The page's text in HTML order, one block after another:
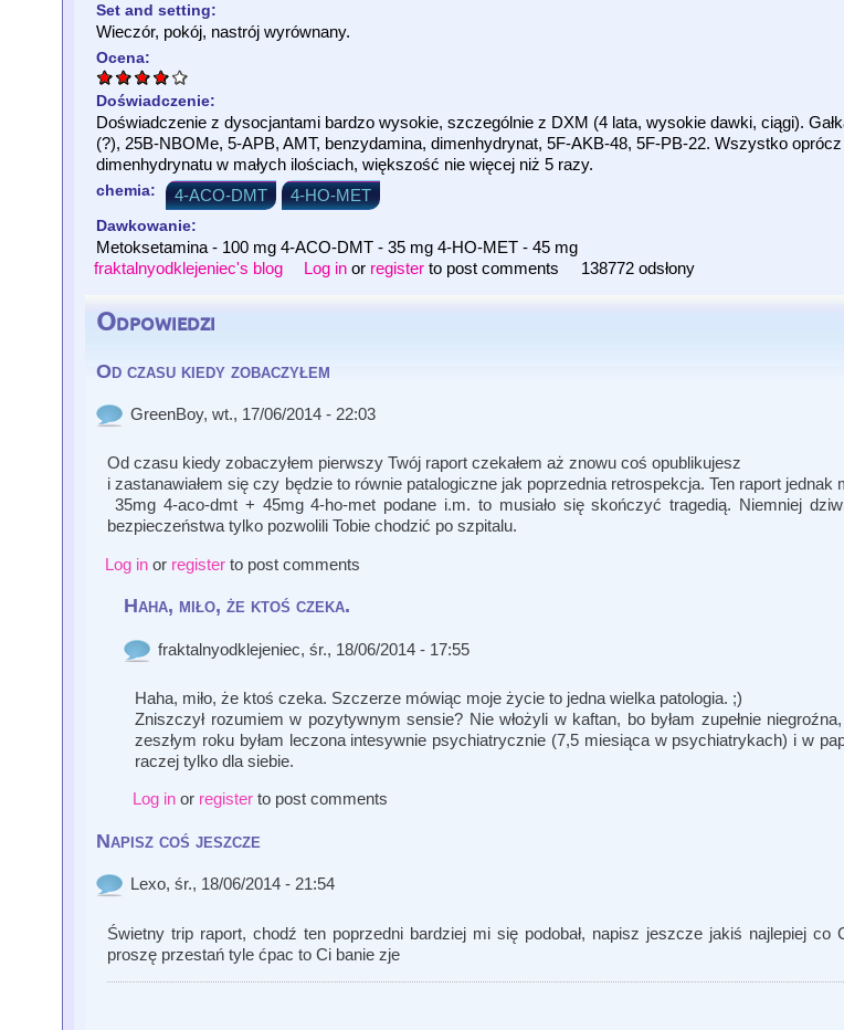
Set and setting:
Wieczór, pokój, nastrój wyrównany.
Ocena:
Doświadczenie:
Doświadczenie z dysocjantami bardzo wysokie, szczególnie z DXM (4 lata, wysokie dawki, ciągi).
(?), 25B-NBOMe, 5-APB, AMT, benzydamina, dimenhydrynat, 5F-AKB-48, 5F-PB-22. Wszystko
dimenhydrynatu w małych ilościach, większość nie więcej niż 5 razy.
chemia: 4-ACO-DMT 4-HO-MET
Dawkowanie:
Metoksetamina - 100 mg 4-ACO-DMT - 35 mg 4-HO-MET - 45 mg
fraktalnyodklejeniec's blog
Log in or register to post comments 138772 odsłony
Odpowiedzi
Od czasu kiedy zobaczyłem
GreenBoy, wt., 17/06/2014 - 22:03
Od czasu kiedy zobaczyłem pierwszy Twój raport czekałem aż znowu coś opublikujesz
i zastanawiałem się czy będzie to równie patalogiczne jak poprzednia retrospekcja. Ten raport
35mg 4-aco-dmt + 45mg 4-ho-met podane i.m. to musiało się skończyć tragedią. Niemniej
bezpieczeństwa tylko pozwolili Tobie chodzić po szpitalu.
Log inor registerto post comments
Haha, miło, że ktoś czeka.
fraktalnyodklejeniec, śr., 18/06/2014 - 17:55
Haha, miło, że ktoś czeka. Szczerze mówiąc moje życie to jedna wielka patologia. ;)
Zniszczył rozumiem w pozytywnym sensie? Nie włożyli w kaftan, bo byłam zupełnie
zeszłym roku byłam leczona intesywnie psychiatrycznie (7,5 miesiąca w psychiatrykach) i w
raczej tylko dla siebie.
Log inor registerto post comments
Napisz coś jeszcze
Lexo, śr., 18/06/2014 - 21:54
Świetny trip raport, chodź ten poprzedni bardziej mi się podobał, napisz jeszcze jakiś najlepiej co
proszę przestań tyle ćpac to Ci banie zje